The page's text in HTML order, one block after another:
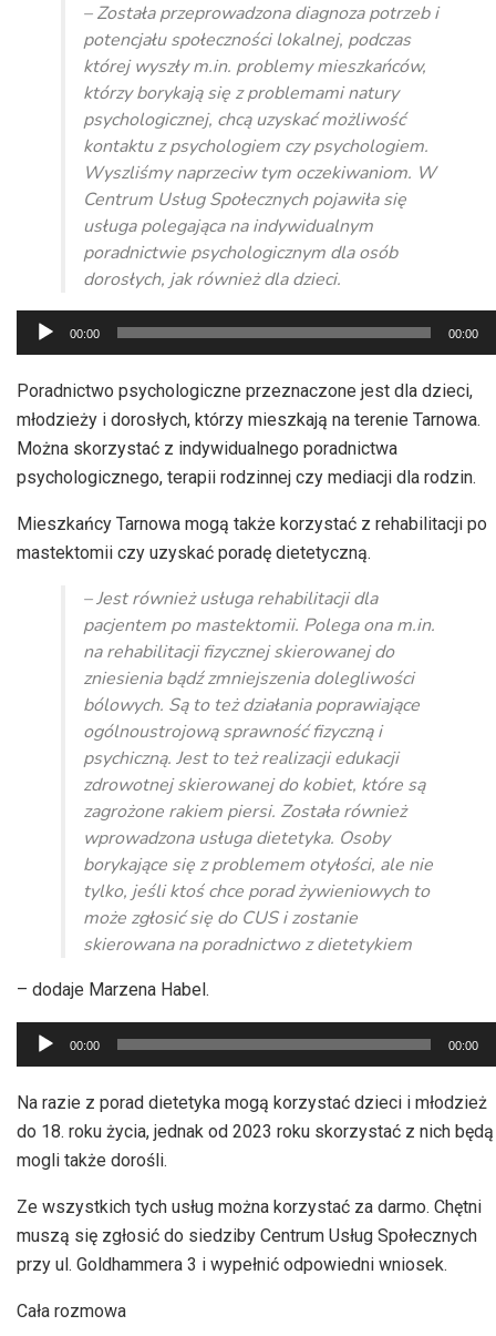
– Została przeprowadzona diagnoza potrzeb i
potencjału społeczności lokalnej, podczas
której wyszły m.in. problemy mieszkańców,
którzy borykają się z problemami natury
psychologicznej, chcą uzyskać możliwość
kontaktu z psychologiem czy psychologiem.
Wyszliśmy naprzeciw tym oczekiwaniom. W
Centrum Usług Społecznych pojawiła się
usługa polegająca na indywidualnym
poradnictwie psychologicznym dla osób
dorosłych, jak również dla dzieci.
Odtwarzacz
plików
dźwiękowych
00:00 00:00
Poradnictwo psychologiczne przeznaczone jest dla dzieci,
młodzieży i dorosłych, którzy mieszkają na terenie Tarnowa.
Można skorzystać z indywidualnego poradnictwa
psychologicznego, terapii rodzinnej czy mediacji dla rodzin.
Mieszkańcy Tarnowa mogą także korzystać z rehabilitacji po
mastektomii czy uzyskać poradę dietetyczną.
– Jest również usługa rehabilitacji dla
pacjentem po mastektomii. Polega ona m.in.
na rehabilitacji fizycznej skierowanej do
zniesienia bądź zmniejszenia dolegliwości
bólowych. Są to też działania poprawiające
ogólnoustrojową sprawność fizyczną i
psychiczną. Jest to też realizacji edukacji
zdrowotnej skierowanej do kobiet, które są
zagrożone rakiem piersi. Została również
wprowadzona usługa dietetyka. Osoby
borykające się z problemem otyłości, ale nie
tylko, jeśli ktoś chce porad żywieniowych to
może zgłosić się do CUS i zostanie
skierowana na poradnictwo z dietetykiem
– dodaje Marzena Habel.
Odtwarzacz
plików
dźwiękowych
00:00 00:00
Na razie z porad dietetyka mogą korzystać dzieci i młodzież
do 18. roku życia, jednak od 2023 roku skorzystać z nich będą
mogli także dorośli.
Ze wszystkich tych usług można korzystać za darmo. Chętni
muszą się zgłosić do siedziby Centrum Usług Społecznych
przy ul. Goldhammera 3 i wypełnić odpowiedni wniosek.
Cała rozmowa